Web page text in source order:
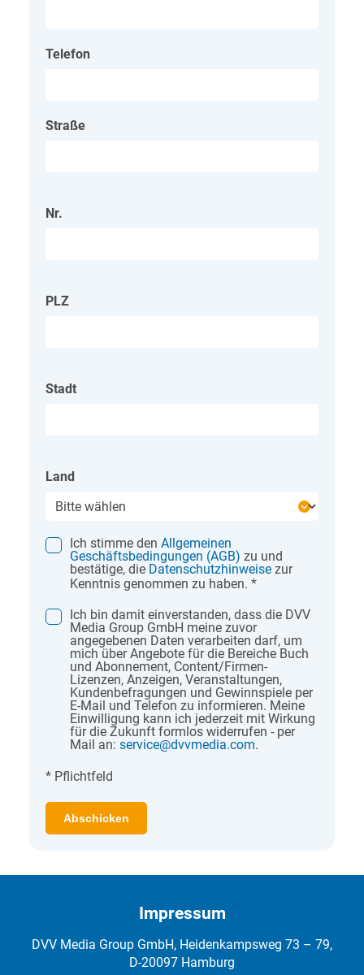
Telefon
Straße
Nr.
PLZ
Stadt
Land
Ich stimme den Allgemeinen
Geschäftsbedingungen (AGB) zu und
bestätige, die Datenschutzhinweise zur
Kenntnis genommen zu haben. *
Ich bin damit einverstanden, dass die DVV
Media Group GmbH meine zuvor
angegebenen Daten verarbeiten darf, um
mich über Angebote für die Bereiche Buch
und Abonnement, Content/Firmen-
Lizenzen, Anzeigen, Veranstaltungen,
Kundenbefragungen und Gewinnspiele per
E-Mail und Telefon zu informieren. Meine
Einwilligung kann ich jederzeit mit Wirkung
für die Zukunft formlos widerrufen - per
Mail an: service@dvvmedia.com.
* Pflichtfeld
Abschicken
Impressum
DVV Media Group GmbH, Heidenkampsweg 73 – 79,
D-20097 Hamburg